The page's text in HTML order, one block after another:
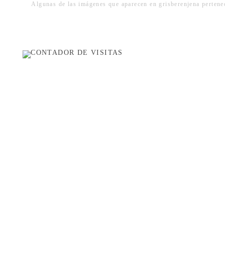
Algunas de las imágenes que aparecen en grisberenjena